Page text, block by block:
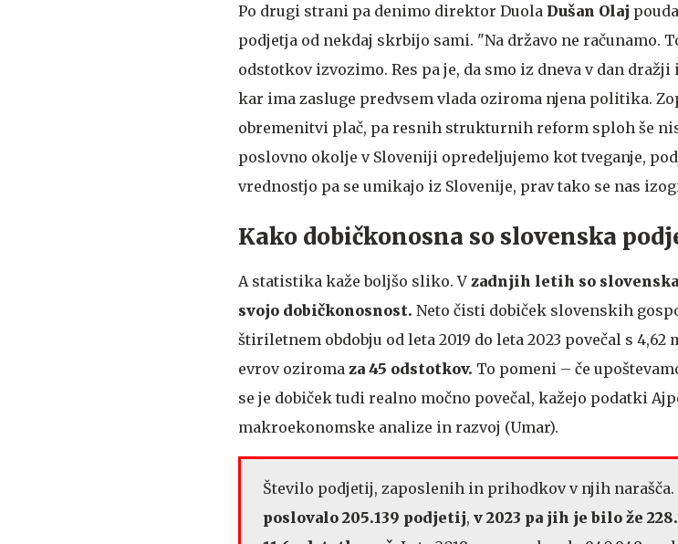
Po drugi strani pa denimo direktor Duola Dušan Olaj
podjetja od nekdaj skrbijo sami. "Na državo ne računamo.
odstotkov izvozimo. Res pa je, da smo iz dneva v dan
kar ima zasluge predvsem vlada oziroma njena politika.
obremenitvi plač, pa resnih strukturnih reform sploh še
poslovno okolje v Sloveniji opredeljujemo kot tveganje,
vrednostjo pa se umikajo iz Slovenije, prav tako se nas
Kako dobičkonosna so slovenska
A statistika kaže boljšo sliko. V zadnjih letih so
svojo dobičkonosnost. Neto čisti dobiček slovenskih
štiriletnem obdobju od leta 2019 do leta 2023 povečal s
evrov oziroma za 45 odstotkov. To pomeni – če
se je dobiček tudi realno močno povečal, kažejo podatki
makroekonomske analize in razvoj (Umar).
Število podjetij, zaposlenih in prihodkov v njih narašča.
poslovalo 205.139 podjetij, v 2023 pa jih je bilo že